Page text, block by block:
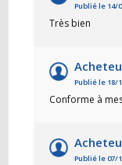
Publié le 14/
Très bien
Publié le 18/
Conforme à
Publié le 07/